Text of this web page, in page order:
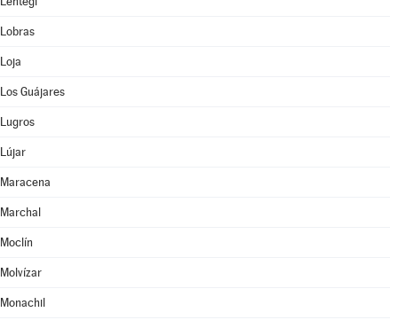
Lobras
Loja
Los Guájares
Lugros
Lújar
Maracena
Marchal
Moclín
Molvízar
Monachil